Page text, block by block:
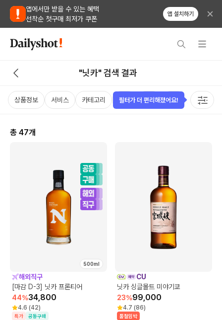
앱에서만 받을 수 있는 혜택
선착순 첫구매 최저가 쿠폰
앱 설치하기
"닛카" 검색 결과
상품정보 서비스 카테고리 가격 국가 용량 태그
총 47개
500ml
해외직구
[마감 D-3] 닛카 프론티어
44%34,800
4.6 (42)
특가 공동구매
CU
닛카 싱글몰트 미야기쿄
23%99,000
4.7 (86)
품절임박
필터가 더 편리해졌어요!